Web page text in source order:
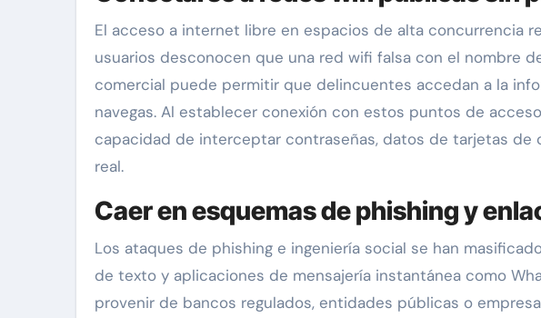
El acceso a internet libre en espacios de alta concurrencia
usuarios desconocen que una red wifi falsa con el nombre
comercial puede permitir que delincuentes accedan a la
navegas. Al establecer conexión con estos puntos de
capacidad de interceptar contraseñas, datos de tarjetas
real.
Caer en esquemas de phishing y
Los ataques de phishing e ingeniería social se han
de texto y aplicaciones de mensajería instantánea como
provenir de bancos regulados, entidades públicas o